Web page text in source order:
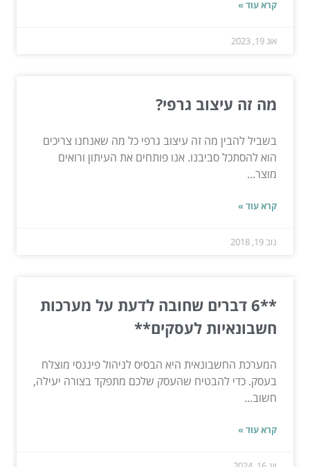
קרא עוד »
אוג 19, 2023
מה זה עיצוב גרפי?
בשביל להבין מה זה עיצוב גרפי כל מה שאנחנו צריכים
הוא להסתכל סביבנו. אנו פותחים את העיתון ורואים
מוצר...
קרא עוד »
נוב 19, 2018
**6 דברים שחובה לדעת על מערכות
חשבונאיות לעסקים**
המערכת החשבונאית היא הבסיס לניהול פיננסי מוצלח
בעסק. כדי להבטיח שהעסק שלכם מתפקד בצורה יעילה,
חשוב...
קרא עוד »